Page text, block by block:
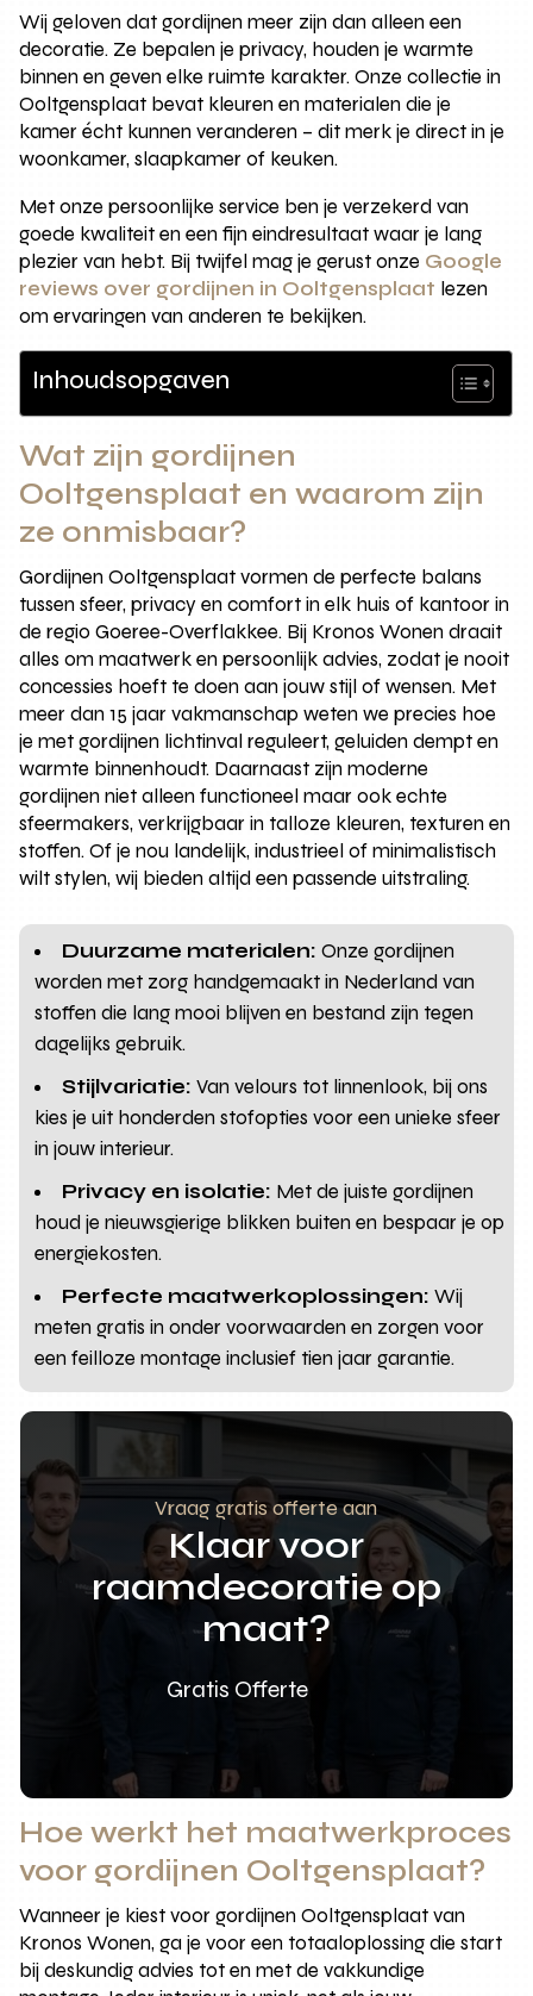
Wij geloven dat gordijnen meer zijn dan alleen een
decoratie. Ze bepalen je privacy, houden je warmte
binnen en geven elke ruimte karakter. Onze collectie in
Ooltgensplaat bevat kleuren en materialen die je
kamer écht kunnen veranderen – dit merk je direct in je
woonkamer, slaapkamer of keuken.
Met onze persoonlijke service ben je verzekerd van
goede kwaliteit en een fijn eindresultaat waar je lang
plezier van hebt. Bij twijfel mag je gerust onze Google
reviews over gordijnen in Ooltgensplaat lezen
om ervaringen van anderen te bekijken.
Inhoudsopgaven
Wat zijn gordijnen
Ooltgensplaat en waarom zijn
ze onmisbaar?
Gordijnen Ooltgensplaat vormen de perfecte balans
tussen sfeer, privacy en comfort in elk huis of kantoor in
de regio Goeree-Overflakkee. Bij Kronos Wonen draait
alles om maatwerk en persoonlijk advies, zodat je nooit
concessies hoeft te doen aan jouw stijl of wensen. Met
meer dan 15 jaar vakmanschap weten we precies hoe
je met gordijnen lichtinval reguleert, geluiden dempt en
warmte binnenhoudt. Daarnaast zijn moderne
gordijnen niet alleen functioneel maar ook echte
sfeermakers, verkrijgbaar in talloze kleuren, texturen en
stoffen. Of je nou landelijk, industrieel of minimalistisch
wilt stylen, wij bieden altijd een passende uitstraling.
Duurzame materialen: Onze gordijnen
worden met zorg handgemaakt in Nederland van
stoffen die lang mooi blijven en bestand zijn tegen
dagelijks gebruik.
Stijlvariatie: Van velours tot linnenlook, bij ons
kies je uit honderden stofopties voor een unieke sfeer
in jouw interieur.
Privacy en isolatie: Met de juiste gordijnen
houd je nieuwsgierige blikken buiten en bespaar je op
energiekosten.
Perfecte maatwerkoplossingen: Wij
meten gratis in onder voorwaarden en zorgen voor
een feilloze montage inclusief tien jaar garantie.
Vraag gratis offerte aan
Klaar voor
raamdecoratie op
maat?
Gratis Offerte
Hoe werkt het maatwerkproces
voor gordijnen Ooltgensplaat?
Wanneer je kiest voor gordijnen Ooltgensplaat van
Kronos Wonen, ga je voor een totaaloplossing die start
bij deskundig advies tot en met de vakkundige